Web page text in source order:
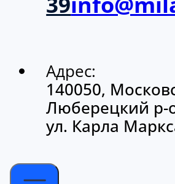
Адрес:
140050,
Люберецкий р-
ул. Карла